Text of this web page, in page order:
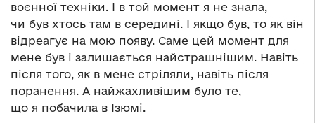
воєнної техніки. І в той момент я не знала,
чи був хтось там в середині. І якщо був, то як він
відреагує на мою появу. Саме цей момент для
мене був і залишається найстрашнішим. Навіть
після того, як в мене стріляли, навіть після
поранення. А найжахливішим було те,
що я побачила в Ізюмі.